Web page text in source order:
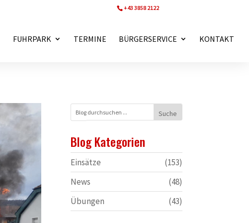
+43 3858 2122
FUHRPARK TERMINE BÜRGERSERVICE KONTAKT
Blog Kategorien
Einsätze
(153)
News
(48)
Übungen
(43)